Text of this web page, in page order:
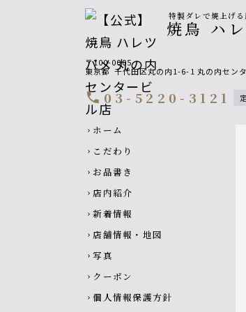
特製ダレで焼上げる
焼鳥 ハ
〒100-0005
東京都 千代田区丸の内1-6-1 丸の内セン
call03-5220-3121
Footer navigation
chevron_right ホーム
chevron_right こだわり
chevron_right お品書き
chevron_right 店内紹介
chevron_right 新着情報
chevron_right 店舗情報・地図
chevron_right 写真
chevron_right クーポン
chevron_right 個人情報保護方針